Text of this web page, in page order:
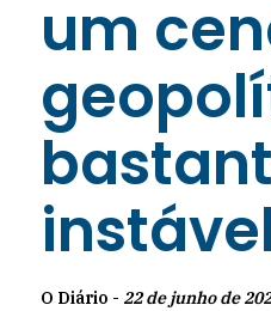
um
O Diário - 22 de junho de